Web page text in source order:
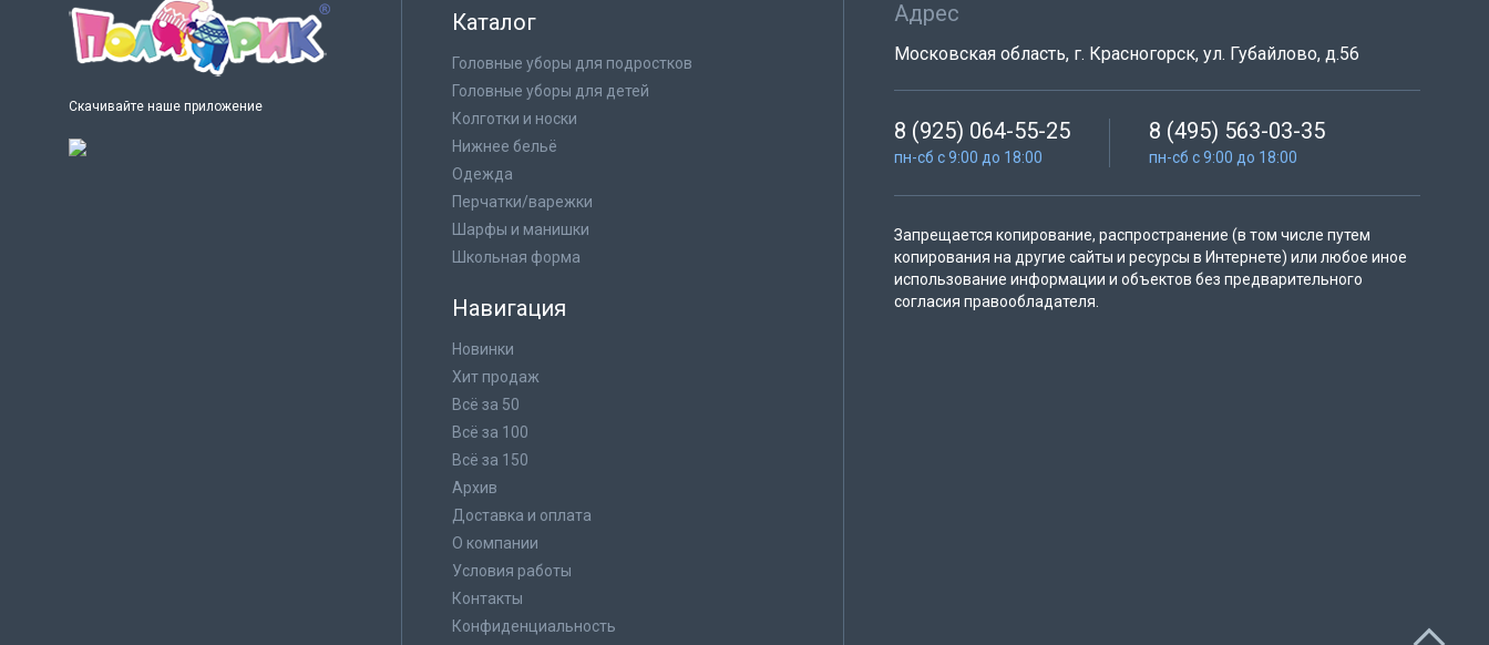
Скачивайте наше приложение
Каталог
Головные уборы для подростков
Головные уборы для детей
Колготки и носки
Нижнее бельё
Одежда
Перчатки/варежки
Шарфы и манишки
Школьная форма
Навигация
Новинки
Хит продаж
Всё за 50
Всё за 100
Всё за 150
Архив
Доставка и оплата
О компании
Условия работы
Контакты
Конфиденциальность
Адрес
Московская область, г. Красногорск, ул. Губайлово, д.56
8 (925) 064-55-25
пн-сб с 9:00 до 18:00
8 (495) 563-03-35
пн-сб с 9:00 до 18:00
Запрещается копирование, распространение (в том числе путем
копирования на другие сайты и ресурсы в Интернете) или любое иное
использование информации и объектов без предварительного
согласия правообладателя.